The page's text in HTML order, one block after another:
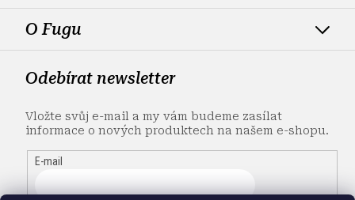
O Fugu
Odebírat newsletter
Vložte svůj e-mail a my vám budeme zasílat
informace o nových produktech na našem e-shopu.
E-mail